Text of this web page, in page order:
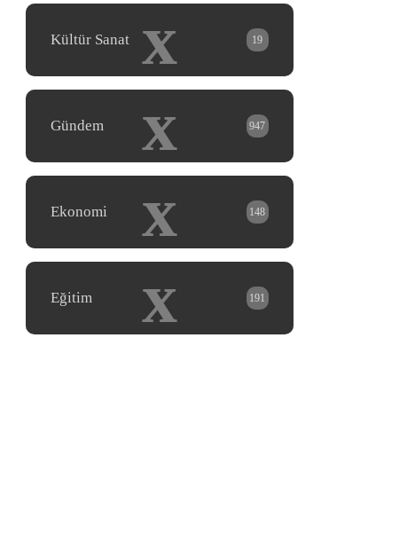
x
Kültür Sanat 19
x
Gündem 947
x
Ekonomi 148
x
Eğitim 191